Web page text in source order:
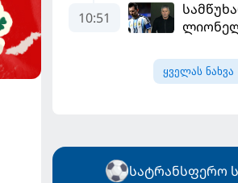
აპირებს
10:51
ლიონელ
ყველას ნახვა
სატრანსფერო